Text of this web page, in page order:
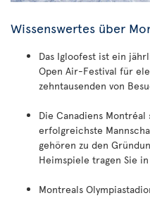
Wissenswertes über
Das Igloofest ist ein
Open Air-Festival für
zehntausenden von
Die Canadiens
erfolgreichste
gehören zu den
Heimspiele tragen Sie
Montreals